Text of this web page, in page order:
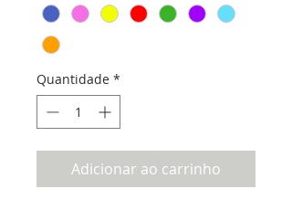
Quantidade *
Adicionar ao carrinho